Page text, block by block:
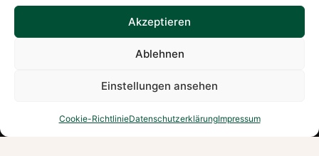
Akzeptieren
Ablehnen
Einstellungen ansehen
Cookie-RichtlinieDatenschutzerklärungImpressum
___________________
Impressum
Cookie-Richtlinie (EU)